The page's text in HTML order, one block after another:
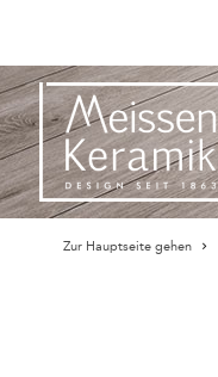
Zur Hauptseite gehen